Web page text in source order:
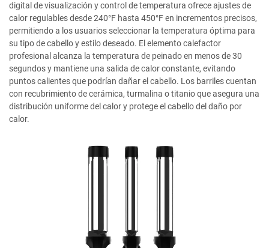
digital de visualización y control de temperatura ofrece ajustes de
calor regulables desde 240°F hasta 450°F en incrementos precisos,
permitiendo a los usuarios seleccionar la temperatura óptima para
su tipo de cabello y estilo deseado. El elemento calefactor
profesional alcanza la temperatura de peinado en menos de 30
segundos y mantiene una salida de calor constante, evitando
puntos calientes que podrían dañar el cabello. Los barriles cuentan
con recubrimiento de cerámica, turmalina o titanio que asegura una
distribución uniforme del calor y protege el cabello del daño por
calor.